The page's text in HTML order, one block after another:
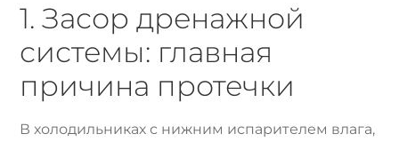
1. Засор дренажной
системы: главная
причина протечки
В холодильниках с нижним испарителем влага,